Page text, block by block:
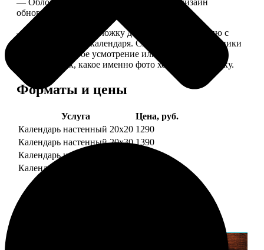
— Обложка для календаря стандартная, дизайн
обновляем каждый год.
— В кружочек на обложку добавляем фотографию с
одной из страниц календаря. Снимок наши сотрудники
выбирают на свое усмотрение или пишите в
комментариях, какое именно фото хотите на обложку.
Форматы и цены
Услуга
Цена, руб.
Календарь настенный 20х20 1290
Календарь настенный 20х30 1390
Календарь настенный 30х30
Календарь настенный 30х40